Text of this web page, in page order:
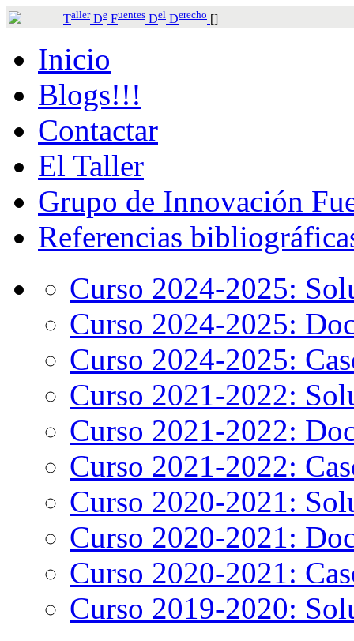
TallerDe Fuentes Del Derecho []
Inicio
Blogs!!!
Contactar
El Taller
Grupo de Innovación
Referencias
Curso 2024-2025:
Curso 2024-2025:
Curso 2024-2025:
Curso 2021-2022:
Curso 2021-2022:
Curso 2021-2022:
Curso 2020-2021:
Curso 2020-2021:
Curso 2020-2021:
Curso 2019-2020: